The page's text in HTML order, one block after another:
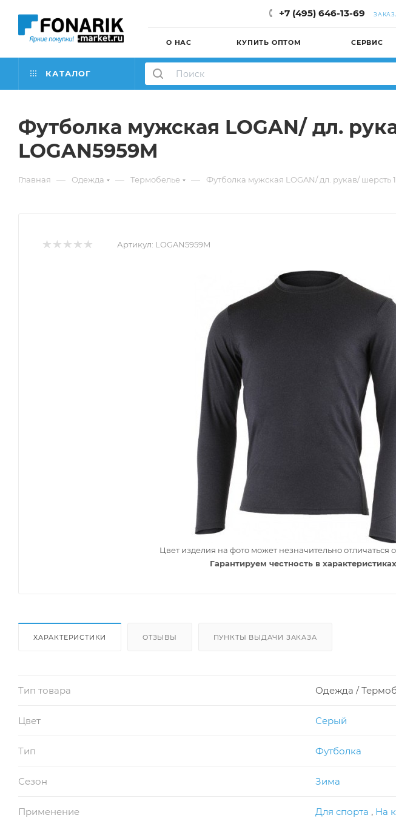
+7 (495) 646-13-69
О НАС КУПИТЬ ОПТОМ СЕРВИС
КАТАЛОГ
Футболка мужская LOGAN/ дл.
LOGAN5959M
Главная — Одежда — Термобелье — Футболка мужская LOGAN/ дл. рукав/ шерсть
Артикул: LOGAN5959M
Цвет изделия на фото может незначительно отличаться
Гарантируем честность в характеристиках
ХАРАКТЕРИСТИКИ ОТЗЫВЫ ПУНКТЫ ВЫДАЧИ ЗАКАЗА
Тип товара Одежда /
Цвет Серый
Тип Футболка
Сезон Зима
Применение Для спорта , На